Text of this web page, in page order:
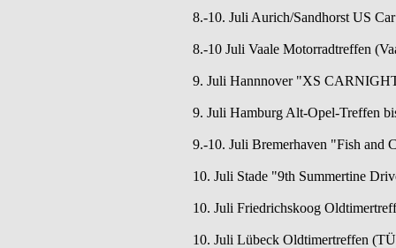
8.-10. Juli Aurich/Sandhorst US
8.-10 Juli Vaale Motorradtreffen
9. Juli Hannnover "XS
9. Juli Hamburg Alt-Opel-Treffen
9.-10. Juli Bremerhaven "Fish and
10. Juli Stade "9th Summertine
10. Juli Friedrichskoog
10. Juli Lübeck Oldtimertreffen